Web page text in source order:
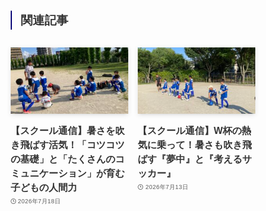
関連記事
【スクール通信】暑さを吹
き飛ばす活気！「コツコツ
の基礎」と「たくさんのコ
ミュニケーション」が育む
子どもの人間力
2026年7月18日
【スクール通信】W杯の熱
気に乗って！暑さも吹き飛
ばす『夢中』と『考えるサ
ッカー』
2026年7月13日